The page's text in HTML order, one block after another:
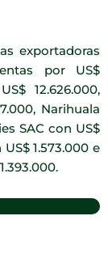
exportadoras
por US$
12.626.000,
Narihuala
SAC con US$
1.573.000 e